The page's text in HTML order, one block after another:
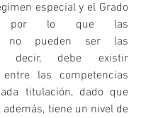
especial y el Grado
por lo que las
no pueden ser las
decir, debe existir
entre las competencias
titulación, dado que
tiene un nivel de